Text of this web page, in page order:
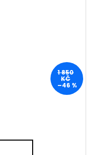
1 850
KČ
–46 %